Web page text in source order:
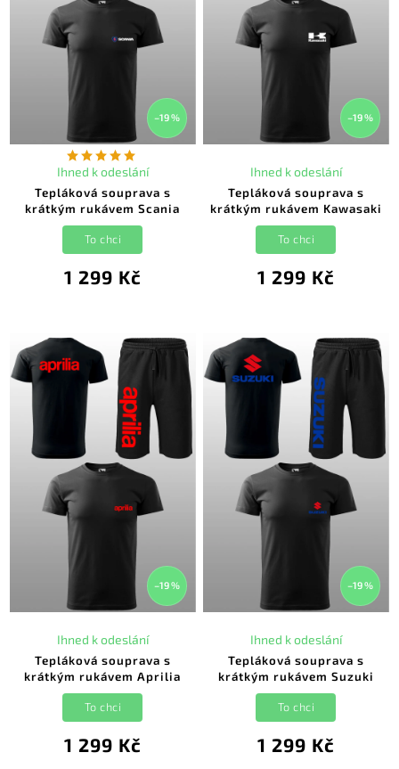
–19 %
Tepláková souprava s
krátkým rukávem Scania
Ihned k odeslání
1 299 Kč
To chci
–19 %
Tepláková souprava s
krátkým rukávem Kawasaki
Ihned k odeslání
1 299 Kč
To chci
–19 %
Tepláková souprava s
krátkým rukávem Aprilia
Ihned k odeslání
1 299 Kč
To chci
–19 %
Tepláková souprava s
krátkým rukávem Suzuki
Ihned k odeslání
1 299 Kč
To chci